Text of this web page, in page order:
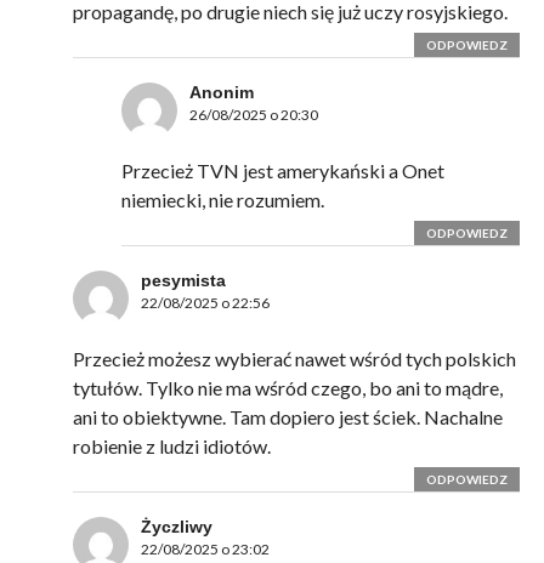
propagandę, po drugie niech się już uczy rosyjskiego.
ODPOWIEDZ
Anonim
26/08/2025 o 20:30
Przecież TVN jest amerykański a Onet
niemiecki, nie rozumiem.
ODPOWIEDZ
pesymista
22/08/2025 o 22:56
Przecież możesz wybierać nawet wśród tych polskich
tytułów. Tylko nie ma wśród czego, bo ani to mądre,
ani to obiektywne. Tam dopiero jest ściek. Nachalne
robienie z ludzi idiotów.
ODPOWIEDZ
Życzliwy
22/08/2025 o 23:02